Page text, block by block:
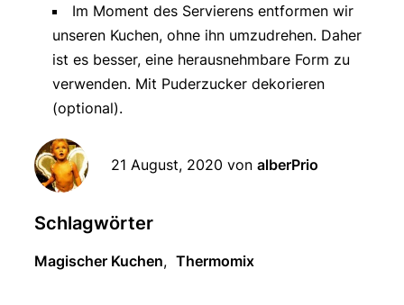
Im Moment des Servierens entformen wir
unseren Kuchen, ohne ihn umzudrehen. Daher
ist es besser, eine herausnehmbare Form zu
verwenden. Mit Puderzucker dekorieren
(optional).
21 August, 2020 von alberPrio
Schlagwörter
Magischer Kuchen, Thermomix